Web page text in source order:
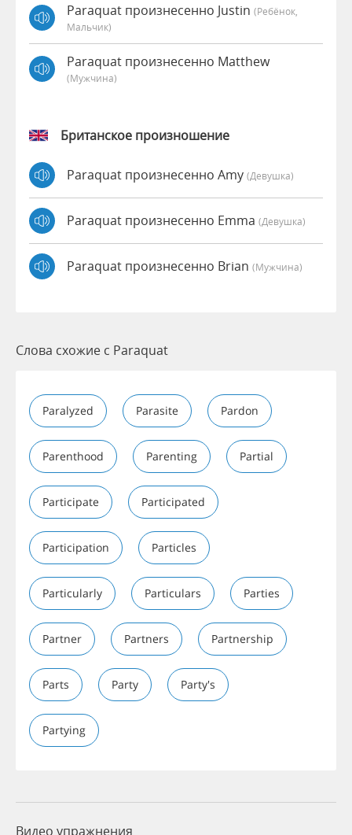
Paraquat произнесенно Justin (Ребёнок,
Мальчик)
Paraquat произнесенно Matthew
(мужчина)
Британское произношение
Paraquat произнесенно Amy (девушка)
Paraquat произнесенно Emma (девушка)
Paraquat произнесенно Brian (мужчина)
Слова схожие с Paraquat
Paralyzed Parasite Pardon
Parenthood Parenting Partial
Participate Participated
Participation Particles
Particularly Particulars Parties
Partner Partners Partnership
Parts Party Party's
Partying
Видео упражнения